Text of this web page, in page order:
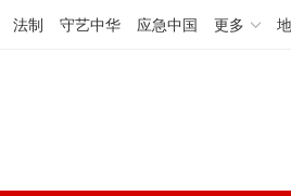
法制 守艺中华 应急中国 更多